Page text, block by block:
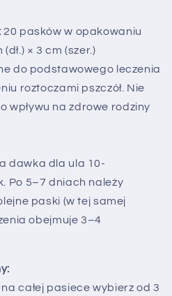
20 pasków w opakowaniu
(dł.) × 3 cm (szer.)
do podstawowego leczenia
roztoczami pszczół. Nie
wpływu na zdrowe rodziny
dawka dla ula 10-
Po 5–7 dniach należy
paski (w tej samej
obejmuje 3–4
całej pasiece wybierz od 3